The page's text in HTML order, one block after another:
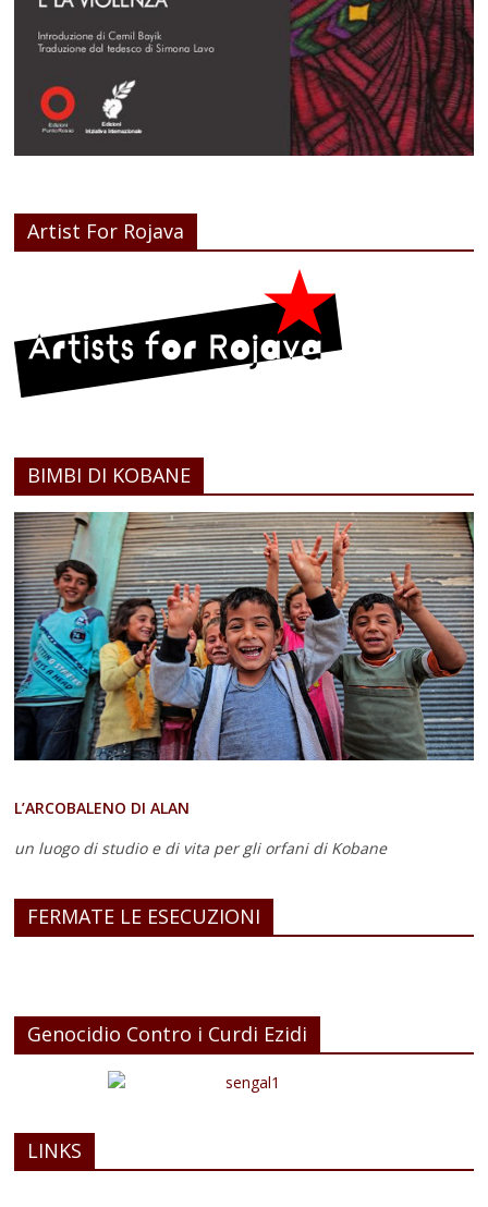
Artist For Rojava
BIMBI DI KOBANE
L’ARCOBALENO DI ALAN
un luogo di studio e di vita per gli orfani di Kobane
FERMATE LE ESECUZIONI
Genocidio Contro i Curdi Ezidi
LINKS